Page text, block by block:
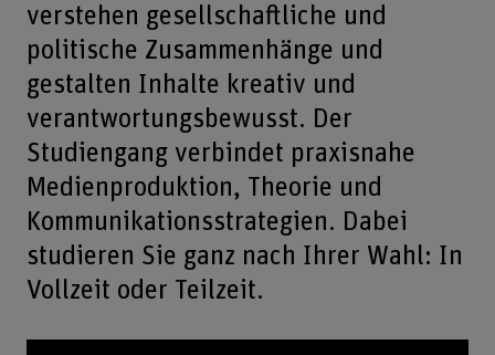
verstehen gesellschaftliche und
politische Zusammenhänge und
gestalten Inhalte kreativ und
verantwortungsbewusst. Der
Studiengang verbindet praxisnahe
Medienproduktion, Theorie und
Kommunikationsstrategien. Dabei
studieren Sie ganz nach Ihrer Wahl: In
Vollzeit oder Teilzeit.